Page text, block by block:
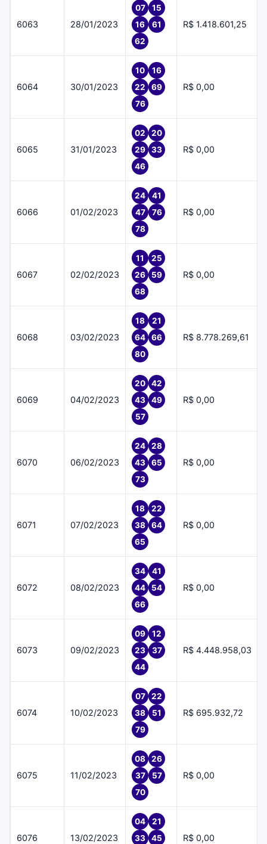
6063 28/01/2023
07
15
16
61
62
R$ 1.418.601,25
6064 30/01/2023
10
16
22
69
76
R$ 0,00
6065 31/01/2023
02
20
29
33
46
R$ 0,00
6066 01/02/2023
24
41
47
76
78
R$ 0,00
6067 02/02/2023
11
25
26
59
68
R$ 0,00
6068 03/02/2023
18
21
64
66
80
R$ 8.778.269,61
6069 04/02/2023
20
42
43
49
57
R$ 0,00
6070 06/02/2023
24
28
43
65
73
R$ 0,00
6071 07/02/2023
18
22
38
64
65
R$ 0,00
6072 08/02/2023
34
41
44
54
66
R$ 0,00
6073 09/02/2023
09
12
23
37
44
R$ 4.448.958,03
6074 10/02/2023
07
22
38
51
79
R$ 695.932,72
6075 11/02/2023
08
26
37
57
70
R$ 0,00
6076 13/02/2023
04
21
33
45
R$ 0,00